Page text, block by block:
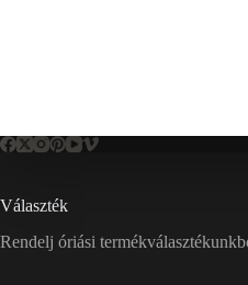
Választék
Rendelj óriási